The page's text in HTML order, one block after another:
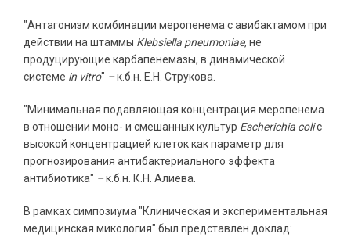
"Антагонизм комбинации меропенема с авибактамом при
действии на штаммы Klebsiella pneumoniae, не
продуцирующие карбапенемазы, в динамической
системе in vitro" –к.б.н. Е.Н. Струкова.
"Минимальная подавляющая концентрация меропенема
в отношении моно- и смешанных культур Escherichia coliс
высокой концентрацией клеток как параметр для
прогнозирования антибактериального эффекта
антибиотика" –к.б.н. К.Н. Алиева.
В рамках симпозиума "Клиническая и экспериментальная
медицинская микология" был представлен доклад: